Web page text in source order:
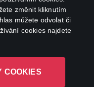
změnit kliknutím
můžete odvolat či
cookies najdete
COOKIES